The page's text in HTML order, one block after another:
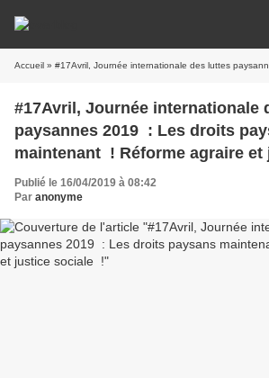
Accueil » #17Avril, Journée internationale des luttes paysannes 2019 : Les droits paysans
#17Avril, Journée internationale
paysannes 2019 : Les droits
maintenant ! Réforme agraire
!
Publié le 16/04/2019 à 08:42
Par anonyme